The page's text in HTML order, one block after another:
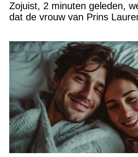
Zojuist, 2 minuten geleden,
dat de vrouw van Prins